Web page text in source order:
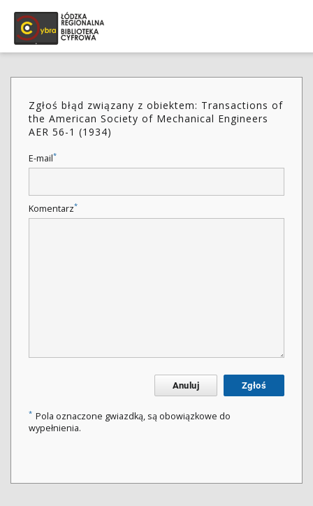
Zgłoś błąd związany z obiektem: Transactions of
the American Society of Mechanical Engineers
AER 56-1 (1934)
E-mail*
Komentarz*
Anuluj Zgłoś
* Pola oznaczone gwiazdką, są obowiązkowe do
wypełnienia.